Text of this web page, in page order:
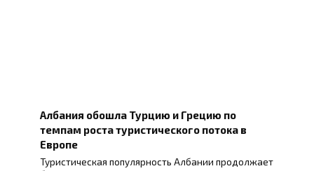
Албания обошла Турцию и Грецию по
темпам роста туристического потока в
Европе
Туристическая популярность Албании продолжает